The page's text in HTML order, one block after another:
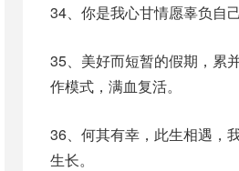
34、你是我心甘情愿辜负自
35、美好而短暂的假期，累
作模式，满血复活。
36、何其有幸，此生相遇，
生长。